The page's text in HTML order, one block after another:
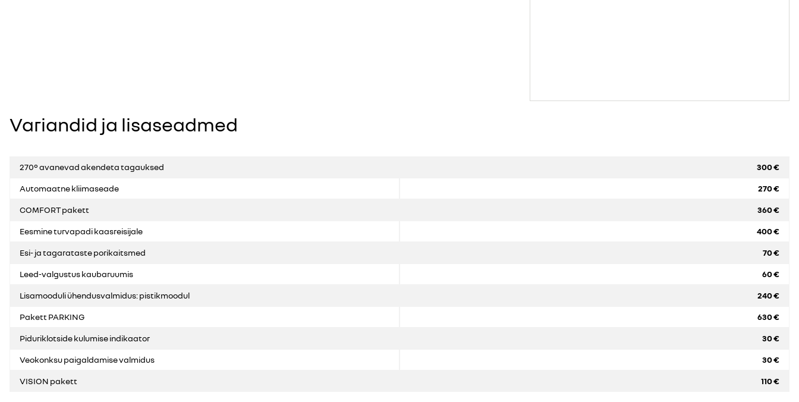
Variandid ja lisaseadmed
270° avanevad akendeta tagauksed 300 €
Automaatne kliimaseade 270 €
COMFORT pakett 360 €
Eesmine turvapadi kaasreisijale 400 €
Esi- ja tagarataste porikaitsmed 70 €
Leed-valgustus kaubaruumis 60 €
Lisamooduli ühendusvalmidus: pistikmoodul 240 €
Pakett PARKING 630 €
Piduriklotside kulumise indikaator 30 €
Veokonksu paigaldamise valmidus 30 €
VISION pakett 110 €